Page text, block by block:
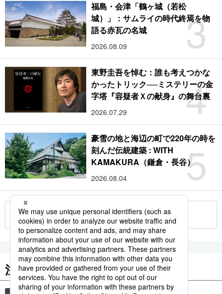
3
福島・会津「鶴ヶ城（若松
城）」：サムライの時代終焉を物
語る赤瓦の名城
2026.08.09
4
東野圭吾を悼む：誰も考えつかな
かったトリック──ミステリーの金
字塔『容疑者Ｘの献身』の舞台裏
2026.07.29
5
豪雪の地と海辺の町で220年の時を
刻んだ伝統建築 : WITH
KAMAKURA（鎌倉・長谷）
2026.08.04
もっと見る
注目のキーワード